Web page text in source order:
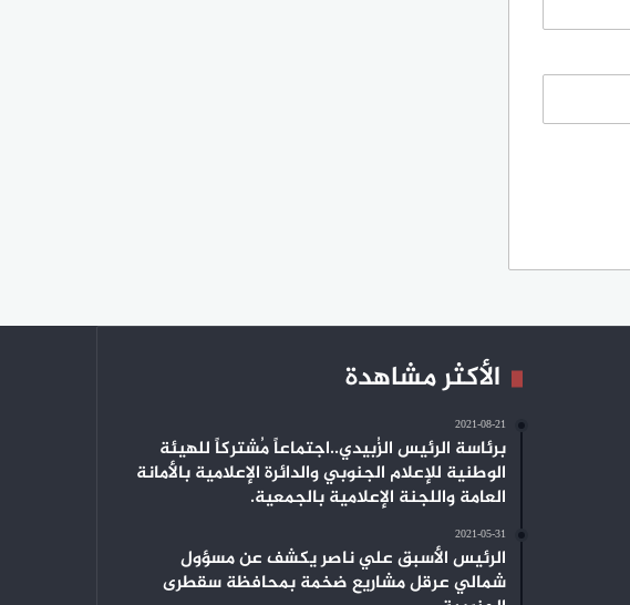
الأكثر مشاهدة
2021-08-21
برئاسة الرئيس الزُبيدي..اجتماعاً مُشتركاً للهيئة
الوطنية للإعلام الجنوبي والدائرة الإعلامية بالأمانة
العامة واللجنة الإعلامية بالجمعية.
2021-05-31
الرئيس الأسبق علي ناصر يكشف عن مسؤول
شمالي عرقل مشاريع ضخمة بمحافظة سقطرى